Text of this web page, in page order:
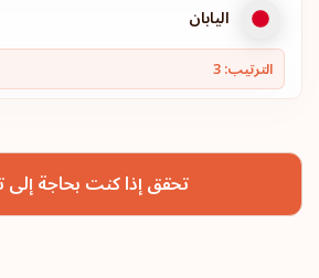
اليابان
الترتيب: 3
إسبانياتحقق إذا كنت بحاجة إلى